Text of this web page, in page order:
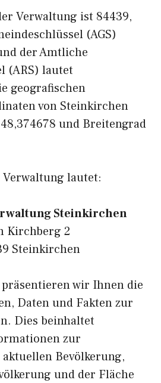
Verwaltung ist 84439,
(AGS)
der Amtliche
(ARS) lautet
geografischen
von Steinkirchen
und Breitengrad
lautet:
Steinkirchen
Kirchberg 2
Steinkirchen
wir Ihnen die
Daten und Fakten zur
Dies beinhaltet
zur
Bevölkerung,
und der Fläche